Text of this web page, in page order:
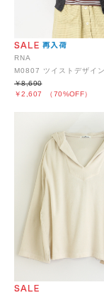
RNA
M0807 ツイストデザイ
￥2,607 （70%OFF）
￥8,690